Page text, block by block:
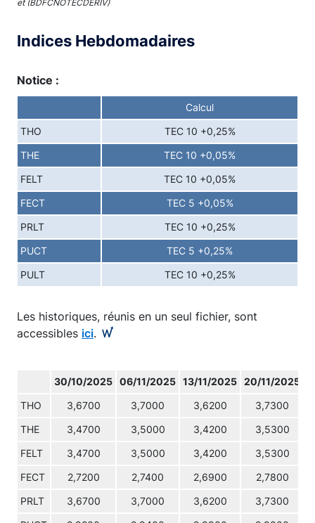
et (BDFCNOTECDERIV)
Indices Hebdomadaires
Notice :
Calcul
THO TEC 10 +0,25%
THE TEC 10 +0,05%
FELT TEC 10 +0,05%
FECT TEC 5 +0,05%
PRLT TEC 10 +0,25%
PUCT TEC 5 +0,25%
PULT TEC 10 +0,25%
Les historiques, réunis en un seul fichier, sont
accessibles ici.
30/10/2025 06/11/2025 13/11/2025 20/11/2025
THO 3,6700 3,7000 3,6200 3,7300
THE 3,4700 3,5000 3,4200 3,5300
FELT 3,4700 3,5000 3,4200 3,5300
FECT 2,7200 2,7400 2,6900 2,7800
PRLT 3,6700 3,7000 3,6200 3,7300